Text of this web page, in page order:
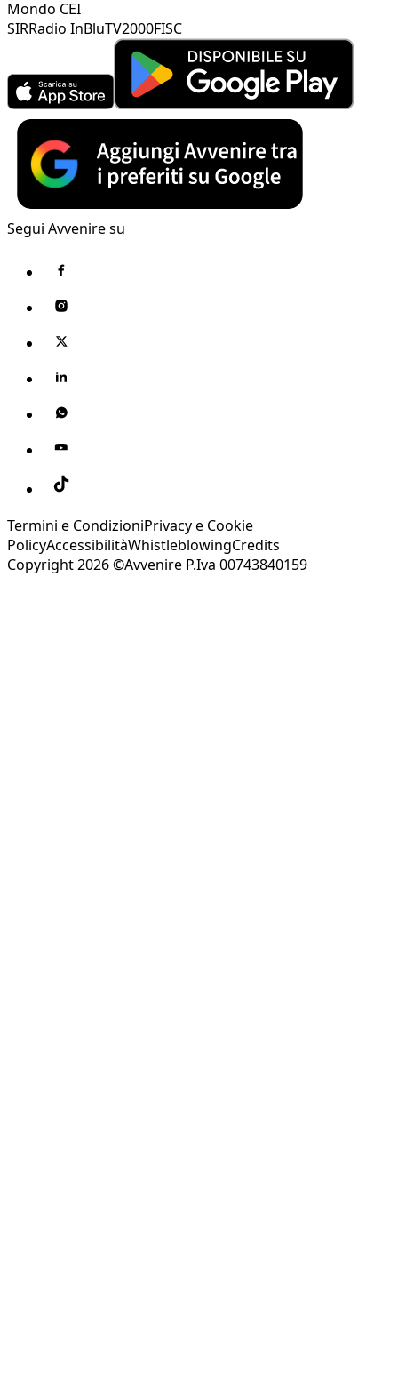
Mondo CEI
SIRRadio InBluTV2000FISC
Segui Avvenire su
Termini e CondizioniPrivacy e Cookie
PolicyAccessibilitàWhistleblowingCredits
Copyright 2026 ©Avvenire P.Iva 00743840159